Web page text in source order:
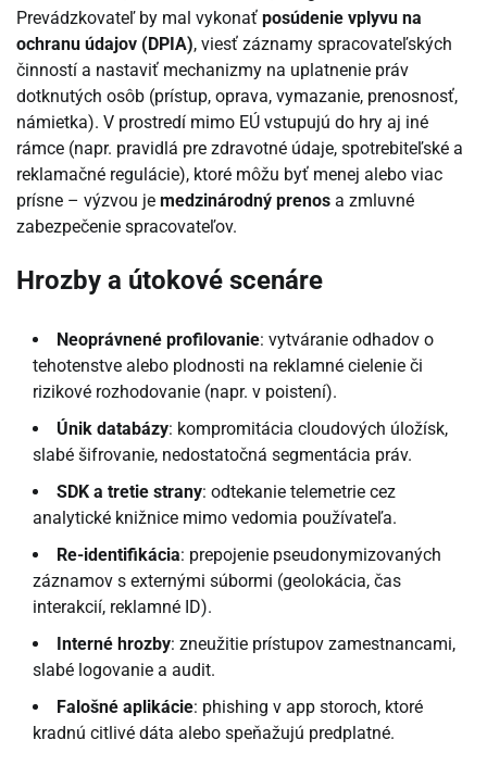
Prevádzkovateľ by mal vykonať posúdenie vplyvu na
ochranu údajov (DPIA), viesť záznamy spracovateľských
činností a nastaviť mechanizmy na uplatnenie práv
dotknutých osôb (prístup, oprava, vymazanie, prenosnosť,
námietka). V prostredí mimo EÚ vstupujú do hry aj iné
rámce (napr. pravidlá pre zdravotné údaje, spotrebiteľské a
reklamačné regulácie), ktoré môžu byť menej alebo viac
prísne – výzvou je medzinárodný prenos a zmluvné
zabezpečenie spracovateľov.
Hrozby a útokové scenáre
Neoprávnené profilovanie: vytváranie odhadov o
tehotenstve alebo plodnosti na reklamné cielenie či
rizikové rozhodovanie (napr. v poistení).
Únik databázy: kompromitácia cloudových úložísk,
slabé šifrovanie, nedostatočná segmentácia práv.
SDK a tretie strany: odtekanie telemetrie cez
analytické knižnice mimo vedomia používateľa.
Re-identifikácia: prepojenie pseudonymizovaných
záznamov s externými súbormi (geolokácia, čas
interakcií, reklamné ID).
Interné hrozby: zneužitie prístupov zamestnancami,
slabé logovanie a audit.
Falošné aplikácie: phishing v app storoch, ktoré
kradnú citlivé dáta alebo speňažujú predplatné.